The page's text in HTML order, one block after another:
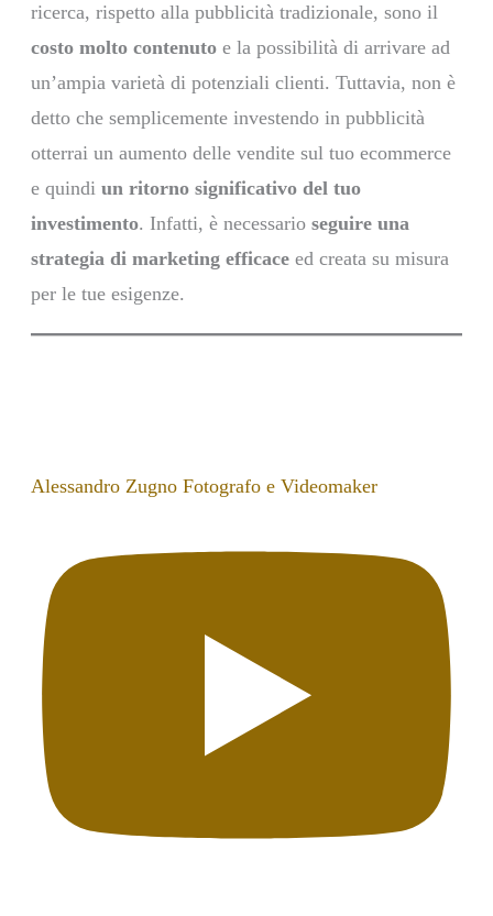
ricerca, rispetto alla pubblicità tradizionale, sono il
costo molto contenuto e la possibilità di arrivare ad
un’ampia varietà di potenziali clienti. Tuttavia, non è
detto che semplicemente investendo in pubblicità
otterrai un aumento delle vendite sul tuo ecommerce
e quindiun ritorno significativo del tuo
investimento. Infatti, è necessarioseguire una
strategia di marketing efficace ed creata su misura
per le tue esigenze.
Alessandro Zugno Fotografo e Videomaker